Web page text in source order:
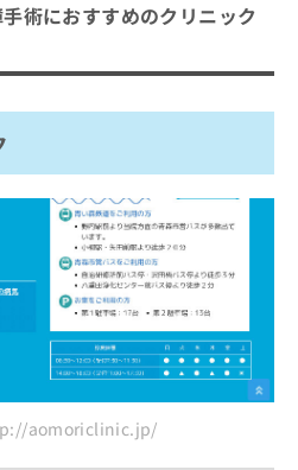
術におすすめのクリニック
aomoriclinic.jp/